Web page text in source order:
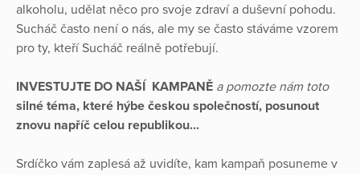
alkoholu, udělat něco pro svoje zdraví a duševní pohodu.
Sucháč často není o nás, ale my se často stáváme vzorem
pro ty, kteří Sucháč reálně potřebují.
INVESTUJTE DO NAŠÍ KAMPANĚ a pomozte nám toto
silné téma, které hýbe českou společností, posunout
znovu napříč celou republikou...
Srdíčko vám zaplesá až uvidíte, kam kampaň posuneme v